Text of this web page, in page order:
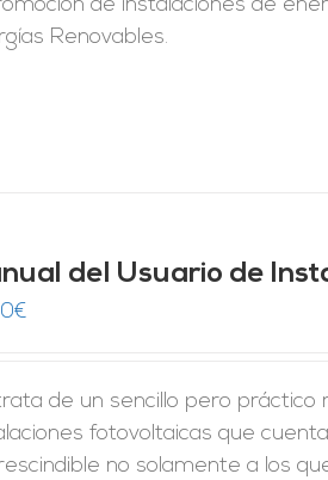
de instalaciones de
Renovables.
del Usuario de
€
de un sencillo pero práctico
fotovoltaicas que
no solamente a los